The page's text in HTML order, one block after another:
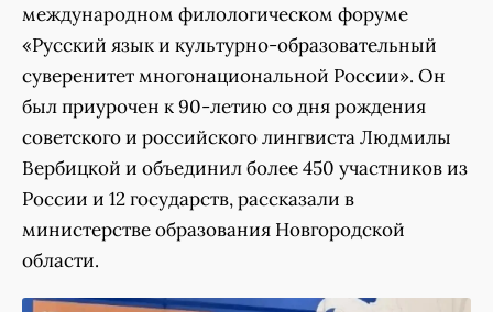
международном филологическом форуме
«Русский язык и культурно-образовательный
суверенитет многонациональной России». Он
был приурочен к 90-летию со дня рождения
советского и российского лингвиста Людмилы
Вербицкой и объединил более 450 участников из
России и 12 государств, рассказали в
министерстве образования Новгородской
области.